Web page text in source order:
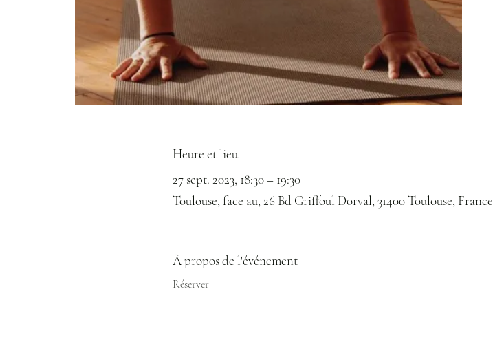
Heure et lieu
27 sept. 2023, 18:30 – 19:30
Toulouse, face au, 26 Bd Griffoul Dorval, 31400 Toulouse, France
À propos de l'événement
Réserver